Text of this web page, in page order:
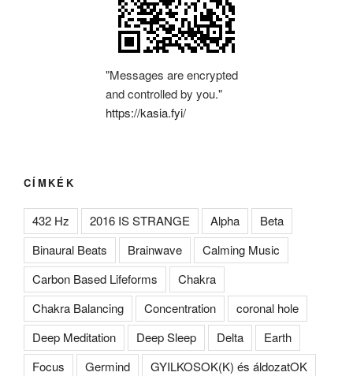
"Messages are encrypted
and controlled by you."
https://kasia.fyi/
CÍMKÉK
432 Hz 2016 IS STRANGE Alpha
Beta
Binaural Beats
Brainwave
Calming Music
Carbon Based Lifeforms
Chakra
Chakra Balancing
Concentration
coronal hole
Deep Meditation
Deep Sleep Delta
Earth
Focus
Germind
GYILKOSOK(K) és áldozatOK